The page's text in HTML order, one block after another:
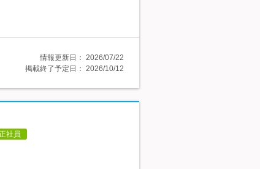
情報更新日： 2026/07/22
掲載終了予定日： 2026/10/12
社員